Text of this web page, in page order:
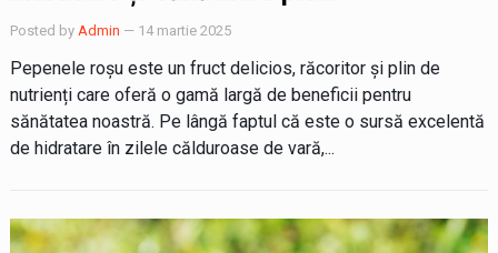
Posted by Admin — 14 martie 2025
Pepenele roșu este un fruct delicios, răcoritor și plin de
nutrienți care oferă o gamă largă de beneficii pentru
sănătatea noastră. Pe lângă faptul că este o sursă excelentă
de hidratare în zilele călduroase de vară,...